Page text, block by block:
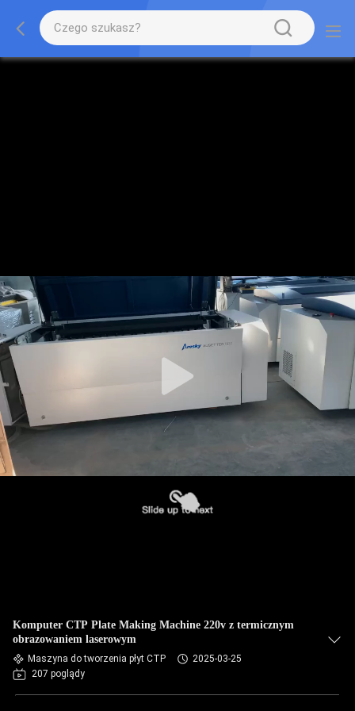
Komputer CTP Plate Making Machine 220v z termicznym
obrazowaniem laserowym
Maszyna do tworzenia płyt CTP
2025-03-25
207 poglądy